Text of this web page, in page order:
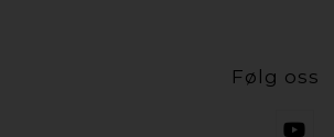
Følg oss